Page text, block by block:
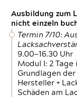
Ausbildung zum
nicht einzeln
Termin 7/10:
9.00—16.30 Uhr
Modul I: 2
Grundlagen
Hersteller +
Schäden am